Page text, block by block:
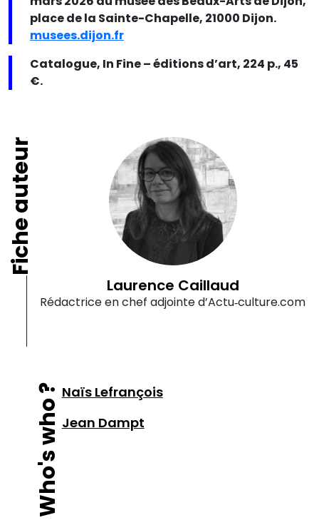
place de la Sainte-Chapelle, 21000 Dijon.
musees.dijon.fr
Catalogue, In Fine – éditions d’art, 224 p., 45
€.
Fiche auteur
Laurence Caillaud
Rédactrice en chef adjointe d’Actu‑culture.com
Who's who ?Naïs Lefrançois
Jean Dampt